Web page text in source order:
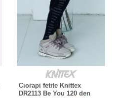
Ciorapi fetite Knittex
DR2113 Be You 120 den